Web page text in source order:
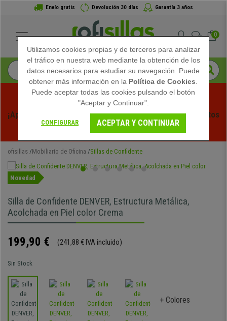
Envío gratis Devolución 30 días Garantía 3 años
0
¡Aprovecha las Rebajas de Verano en Ofisillas! Descuentos
Exclusivos por Tiempo Limitado - Ver Promo
ofisillas Mobiliario de Oficina Sillas de Confidente
Novedad
Silla de Confidente DENVER, Estructura Metálica,
Acolchada en Piel color Crema
199,90 € (241,88 € IVA incluido)
Sin Stock
+ Colores
Utilizamos cookies propias y de terceros para analizar
el tráfico en nuestra web mediante la obtención de los
datos necesarios para estudiar su navegación. Puede
obtener más información en la Política de Cookies
Puede aceptar todas las cookies pulsando el botón
"Aceptar y Continuar".
CONFIGURAR ACEPTAR Y CONTINUAR